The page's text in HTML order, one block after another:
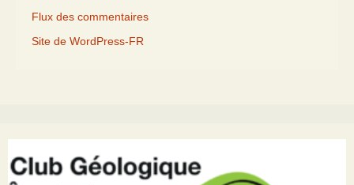
Flux des commentaires
Site de WordPress-FR